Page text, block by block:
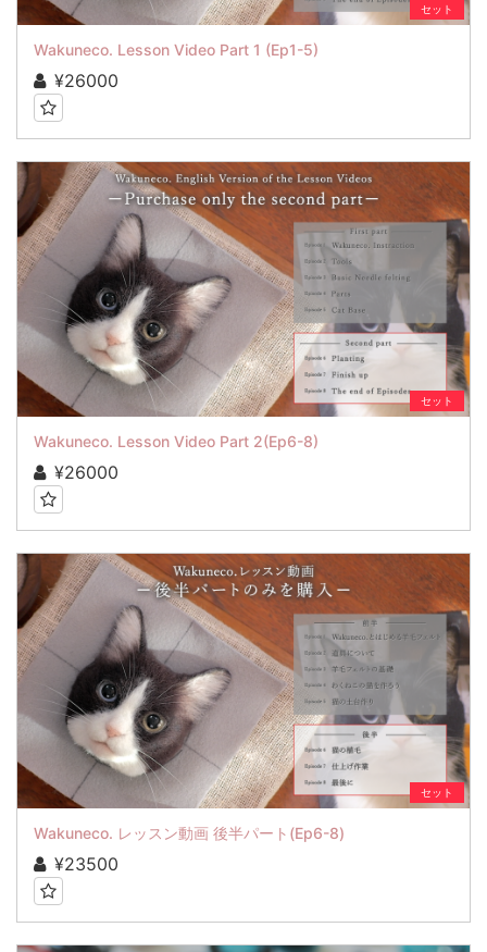
セット
Wakuneco. Lesson Video Part 1 (Ep1-5)
¥26000
セット
Wakuneco. Lesson Video Part 2(Ep6-8)
¥26000
セット
Wakuneco. レッスン動画 後半パート(Ep6-8)
¥23500